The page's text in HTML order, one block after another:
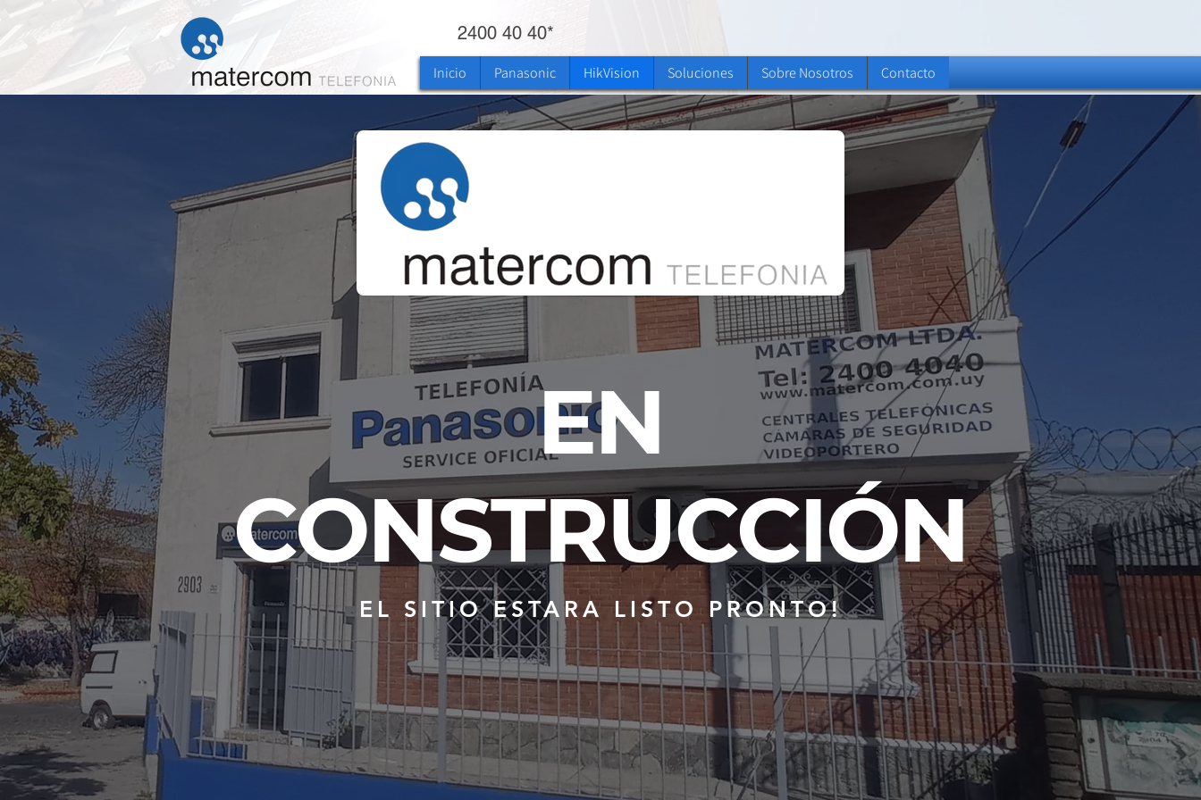
2400 40 40*
Inicio Panasonic HikVision Soluciones Sobre Nosotros Contacto
EN
CONSTRUCCIÓN
EL SITIO ESTARA LISTO PRONTO!